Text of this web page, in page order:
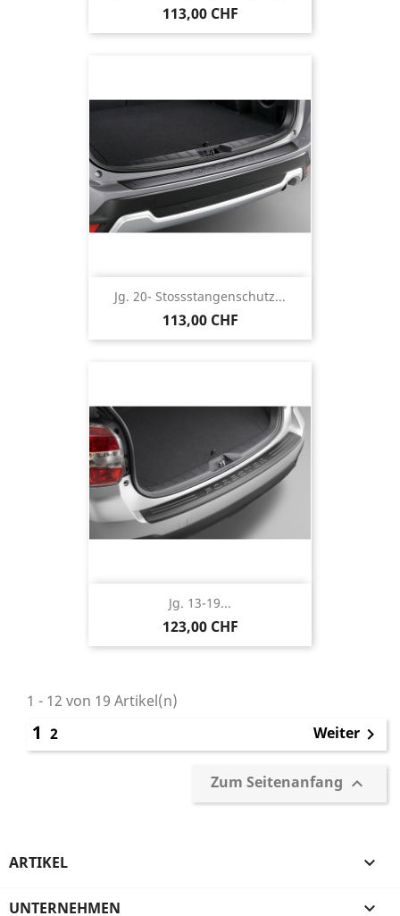
113,00 CHF
Jg. 20- Stossstangenschutz...
113,00 CHF
Jg. 13-19...
123,00 CHF
1 - 12 von 19 Artikel(n)
1 2 Weiter 
Zum Seitenanfang 
ARTIKEL 
UNTERNEHMEN 